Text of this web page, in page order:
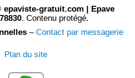
epaviste-gratuit.com | Epave
. Contenu protégé.
– Contact par messagerie
Plan du site